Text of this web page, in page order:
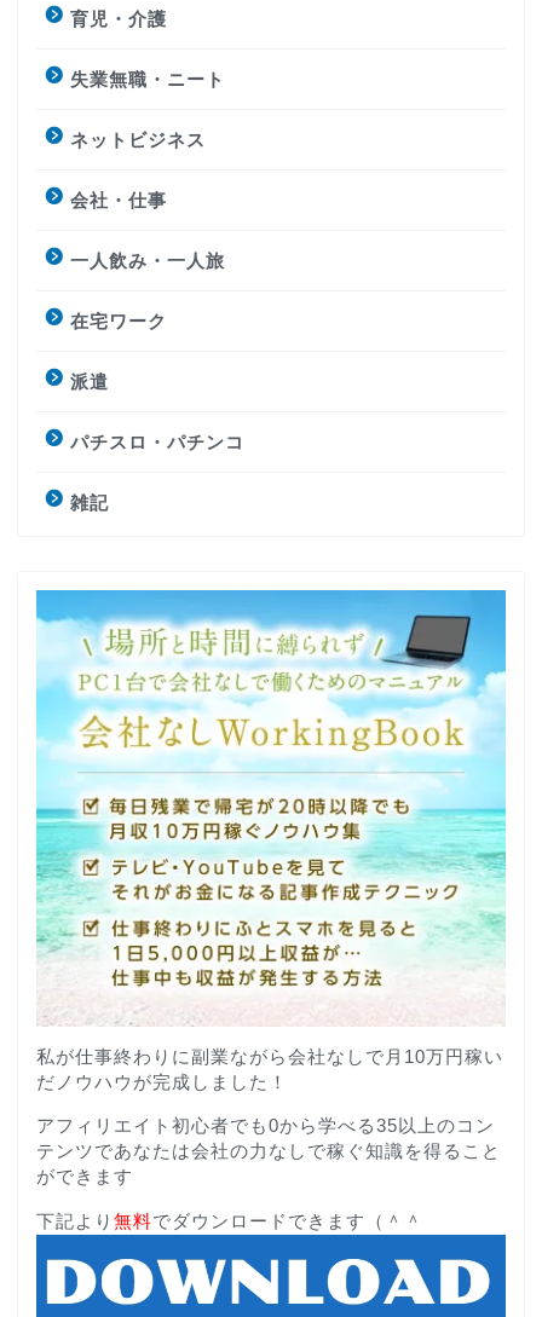
育児・介護
失業無職・ニート
ネットビジネス
会社・仕事
一人飲み・一人旅
在宅ワーク
派遣
パチスロ・パチンコ
雑記
私が仕事終わりに副業ながら会社なしで月10万円稼い
だノウハウが完成しました！
アフィリエイト初心者でも0から学べる35以上のコン
テンツであなたは会社の力なしで稼ぐ知識を得ること
ができます
下記より 無料でダウンロードできます（＾＾